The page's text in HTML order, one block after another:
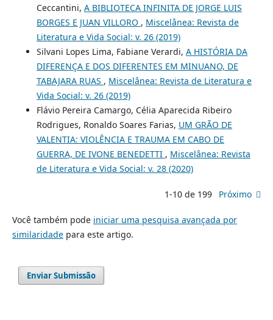
Ceccantini, A BIBLIOTECA INFINITA DE JORGE LUIS
BORGES E JUAN VILLORO , Miscelânea: Revista de
Literatura e Vida Social: v. 26 (2019)
Silvani Lopes Lima, Fabiane Verardi, A HISTÓRIA DA
DIFERENÇA E DOS DIFERENTES EM MINUANO, DE
TABAJARA RUAS , Miscelânea: Revista de Literatura e
Vida Social: v. 26 (2019)
Flávio Pereira Camargo, Célia Aparecida Ribeiro
Rodrigues, Ronaldo Soares Farias, UM GRÃO DE
VALENTIA: VIOLÊNCIA E TRAUMA EM CABO DE
GUERRA, DE IVONE BENEDETTI , Miscelânea: Revista
de Literatura e Vida Social: v. 28 (2020)
1-10 de 199 Próximo
Você também pode iniciar uma pesquisa avançada por
similaridadepara este artigo.
Enviar Submissão